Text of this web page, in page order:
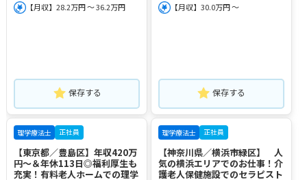
【月収】28.2万円 ～ 36.2万円
保存する
【月収】30.0万円 ～
保存する
理学療法士 正社員
【東京都／豊島区】年収420万
円～＆年休113日◎福利厚生も
充実！有料老人ホームでの理学
理学療法士 正社員
【神奈川県／横浜市緑区】 人
気の横浜エリアでのお仕事！介
護老人保健施設でのセラピスト